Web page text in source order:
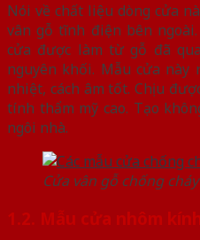
Nói về chất liệu dòng cửa
vân gỗ tĩnh điện bên
cửa được làm từ gỗ đã
nguyên khối. Mẫu cửa này
nhiệt, cách âm tốt. Chịu
tính thẩm mỹ cao. Tạo
ngôi nhà.
Cửa vân gỗ chống
1.2. Mẫu cửa nhôm